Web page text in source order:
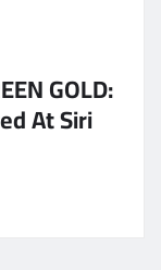
GOLD:
At Siri